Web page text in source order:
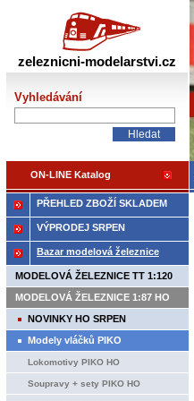
PŘEHLED ZBOŽÍ SKLADEM
VÝPRODEJ SRPEN
Bazar modelová železnice
MODELOVÁ ŽELEZNICE TT 1:120
MODELOVÁ ŽELEZNICE 1:87 HO
NOVINKY HO SRPEN
Modely vláčků PIKO
Lokomotivy PIKO HO
Soupravy + sety PIKO HO
zeleznicni-modelarstvi.cz
Vyhledávání
ON-LINE Katalog